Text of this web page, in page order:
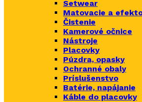
Setwear
Matovacie a
Čistenie
Kamerové očnice
Nástroje
Placovky
Púzdra, opasky
Ochranné obaly
Príslušenstvo
Batérie, napájanie
Káble do placovky